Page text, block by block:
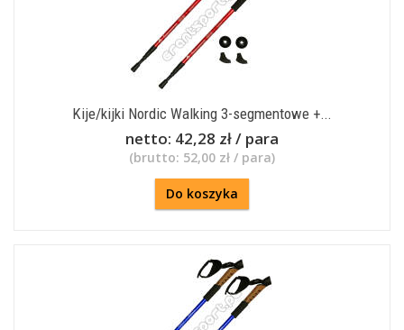
Kije/kijki Nordic Walking 3-segmentowe +...
netto: 42,28 zł / para
(brutto: 52,00 zł / para)
Do koszyka